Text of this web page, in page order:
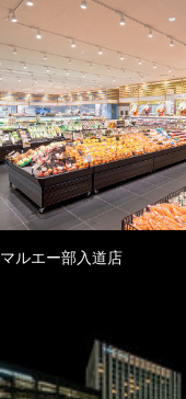
マルエー部入道店